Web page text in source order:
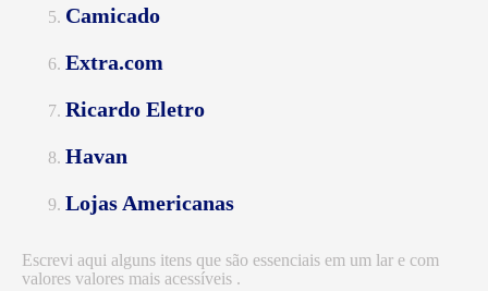
Camicado
Extra.com
Ricardo Eletro
Havan
Lojas Americanas
Escrevi aqui alguns itens que são essenciais em um lar e com
valores valores mais acessíveis .